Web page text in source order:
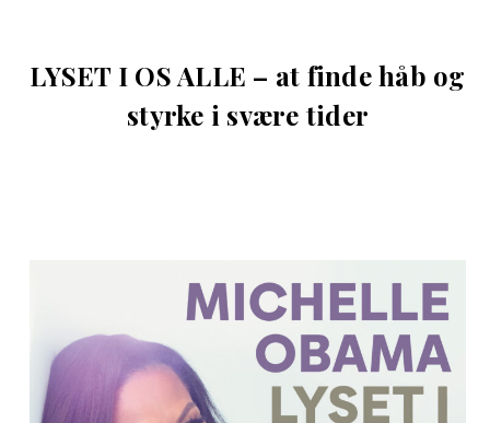
LYSET I OS ALLE – at finde håb og
styrke i svære tider